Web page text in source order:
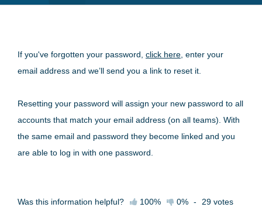
If you've forgotten your password, click here , enter your
email address and we’ll send you a link to reset it.
Resetting your password will assign your new password to all
accounts that match your email address (on all teams). With
the same email and password they become linked and you
are able to log in with one password.
Was this information helpful? 100% 0% - 29 votes